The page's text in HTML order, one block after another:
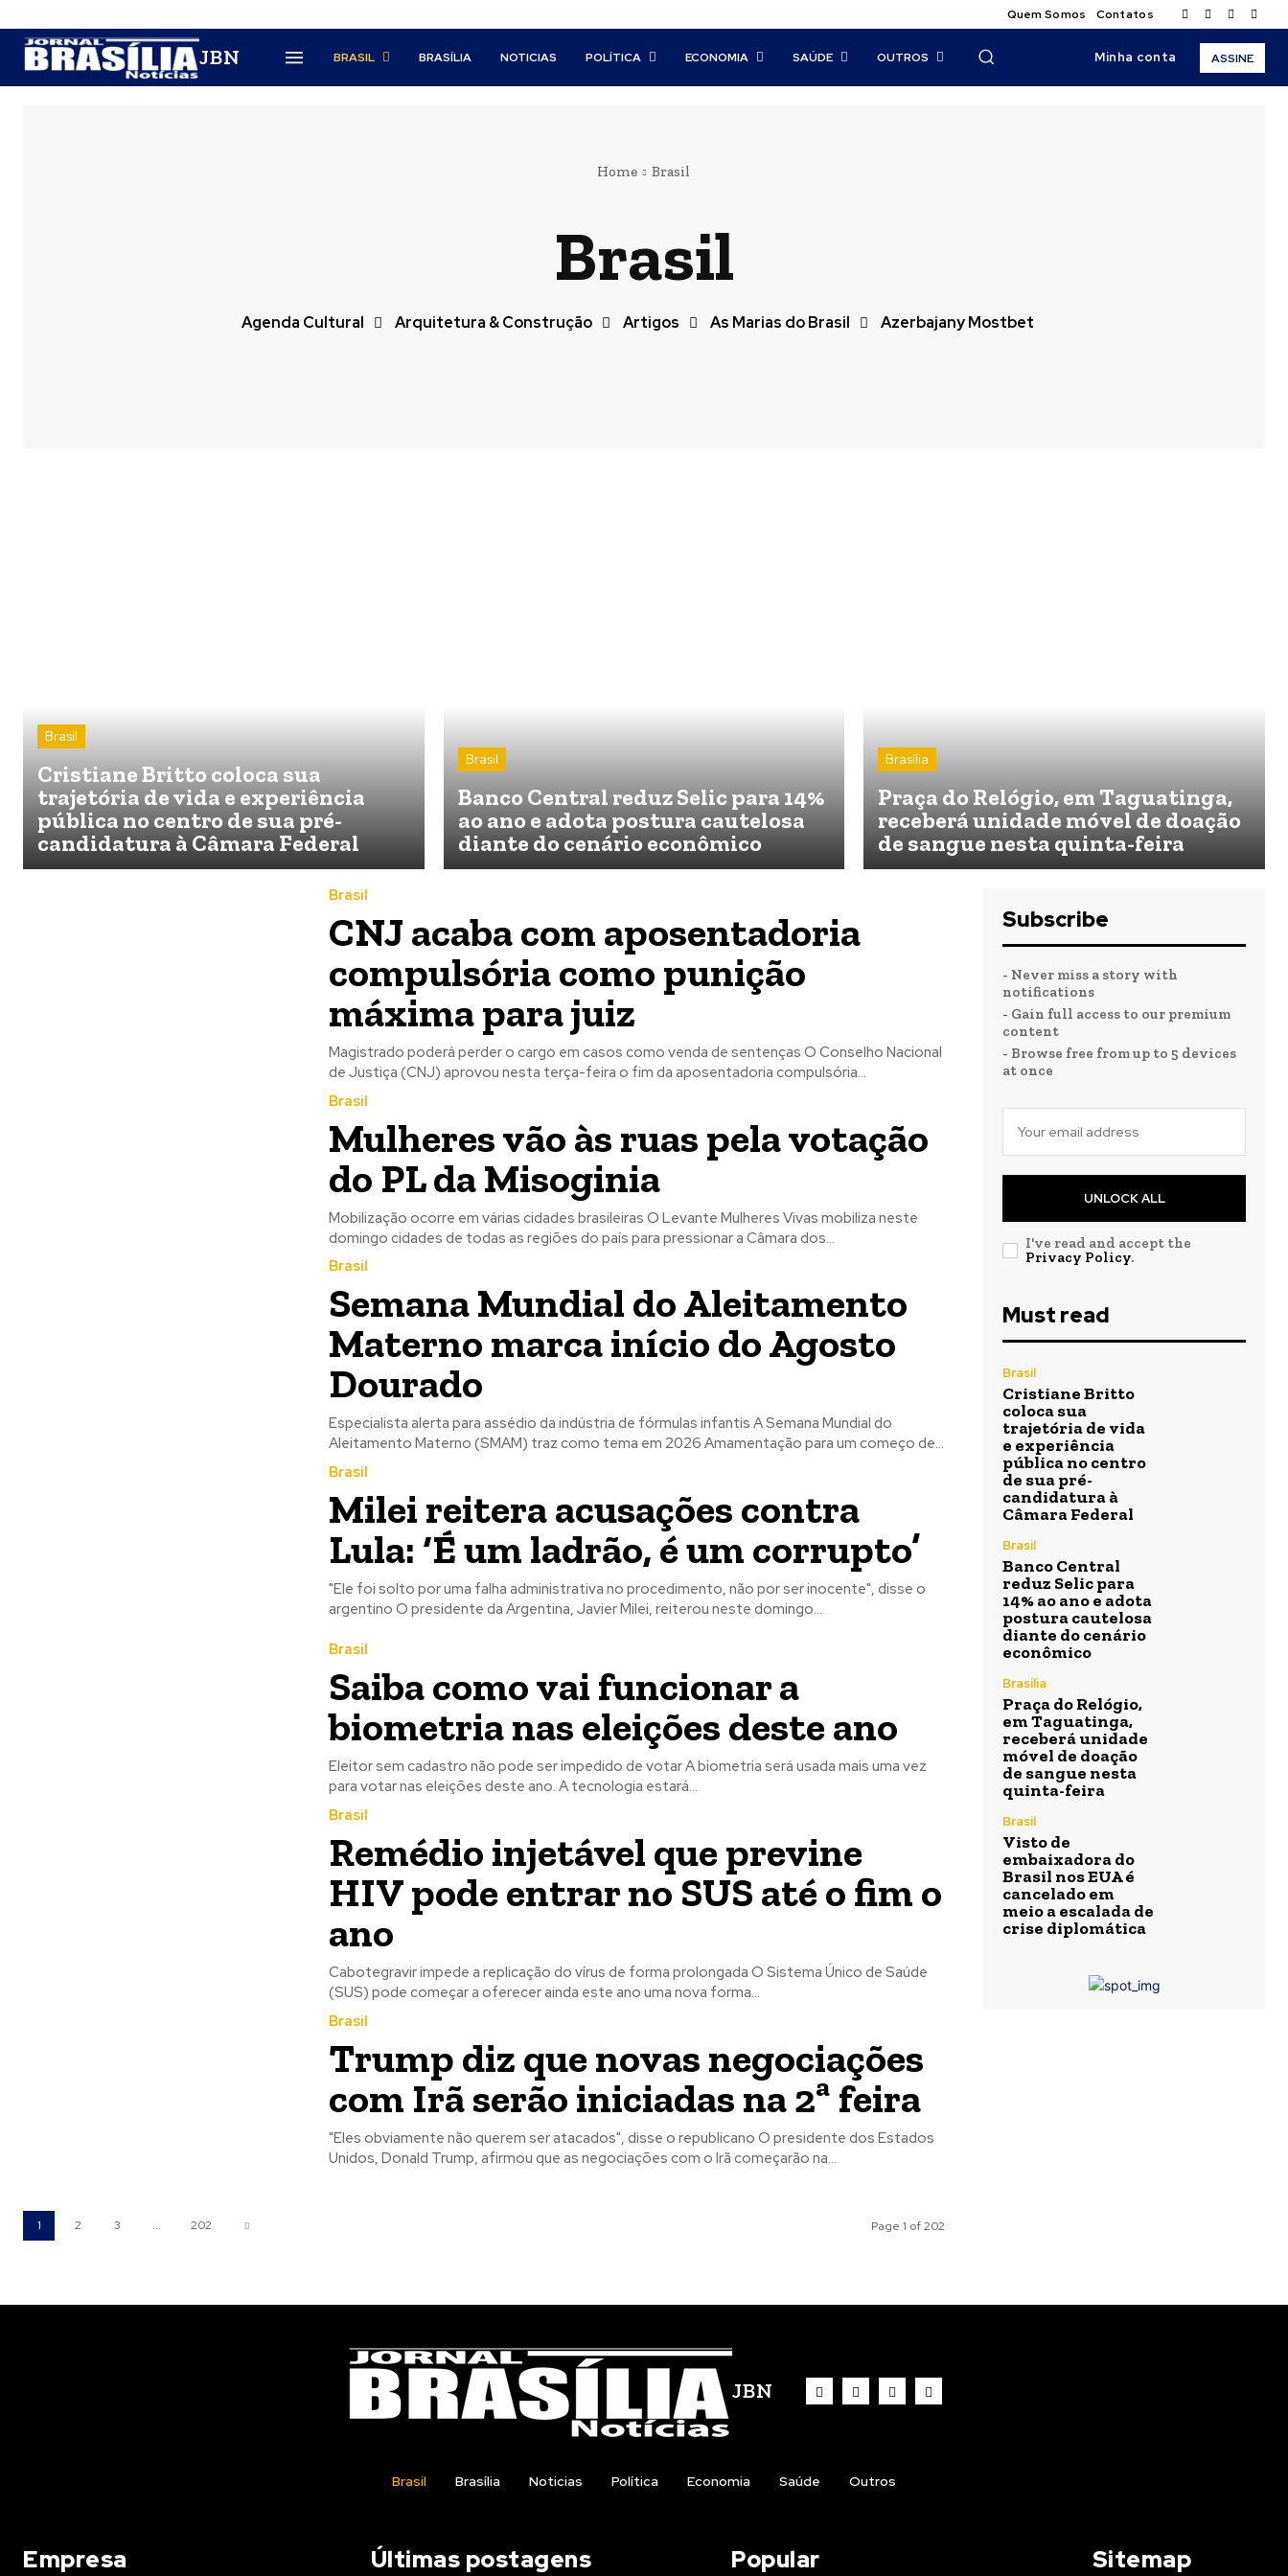
Quem Somos Contatos
JBN BRASIL BRASÍLIA NOTICIAS POLÍTICA ECONOMIA SAÚDE OUTROS Minha conta ASSINE
Home Brasil
Brasil
Agenda Cultural Arquitetura & Construção Artigos As Marias do Brasil Azerbajany Mostbet
Brasil
Cristiane Britto coloca sua
trajetória de vida e experiência
pública no centro de sua pré-
candidatura à Câmara Federal
Brasil
Banco Central reduz Selic para 14%
ao ano e adota postura cautelosa
diante do cenário econômico
Brasília
Praça do Relógio, em Taguatinga,
receberá unidade móvel de doação
de sangue nesta quinta-feira
Brasil
CNJ acaba com aposentadoria
compulsória como punição
máxima para juiz
Magistrado poderá perder o cargo em casos como venda de sentenças O Conselho Nacional
de Justiça (CNJ) aprovou nesta terça-feira o fim da aposentadoria compulsória...
Brasil
Mulheres vão às ruas pela votação
do PL da Misoginia
Mobilização ocorre em várias cidades brasileiras O Levante Mulheres Vivas mobiliza neste
domingo cidades de todas as regiões do país para pressionar a Câmara dos...
Brasil
Semana Mundial do Aleitamento
Materno marca início do Agosto
Dourado
Especialista alerta para assédio da indústria de fórmulas infantis A Semana Mundial do
Aleitamento Materno (SMAM) traz como tema em 2026 Amamentação para um começo de...
Brasil
Milei reitera acusações contra
Lula: ‘É um ladrão, é um corrupto’
"Ele foi solto por uma falha administrativa no procedimento, não por ser inocente", disse o
argentino O presidente da Argentina, Javier Milei, reiterou neste domingo...
Brasil
Saiba como vai funcionar a
biometria nas eleições deste ano
Eleitor sem cadastro não pode ser impedido de votar A biometria será usada mais uma vez
para votar nas eleições deste ano. A tecnologia estará...
Brasil
Remédio injetável que previne
HIV pode entrar no SUS até o fim o
ano
Cabotegravir impede a replicação do vírus de forma prolongada O Sistema Único de Saúde
(SUS) pode começar a oferecer ainda este ano uma nova forma...
Brasil
Trump diz que novas negociações
com Irã serão iniciadas na 2ª feira
"Eles obviamente não querem ser atacados", disse o republicano O presidente dos Estados
Unidos, Donald Trump, afirmou que as negociações com o Irã começarão na...
1 2 3 ... 202 Page 1 of 202
Subscribe
- Never miss a story with
notifications
- Gain full access to our premium
content
- Browse free from up to 5 devices
at once
UNLOCK ALL
I've read and accept the
Privacy Policy.
Must read
Brasil
Cristiane Britto
coloca sua
trajetória de vida
e experiência
pública no centro
de sua pré-
candidatura à
Câmara Federal
Brasil
Banco Central
reduz Selic para
14% ao ano e adota
postura cautelosa
diante do cenário
econômico
Brasília
Praça do Relógio,
em Taguatinga,
receberá unidade
móvel de doação
de sangue nesta
quinta-feira
Brasil
Visto de
embaixadora do
Brasil nos EUA é
cancelado em
meio a escalada de
crise diplomática
JBN
Brasil Brasília Noticias Política Economia Saúde Outros
Empresa Últimas postagens Popular Sitemap